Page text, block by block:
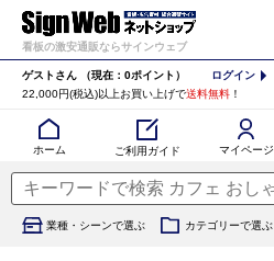
看板の激安通販ならサインウェブ
ゲストさん （現在：0ポイント） ログイン
22,000円(税込)以上お買い上げで送料無料 ！
ホーム ご利用ガイド マイページ
業種・シーンで選ぶ カテゴリーで選ぶ